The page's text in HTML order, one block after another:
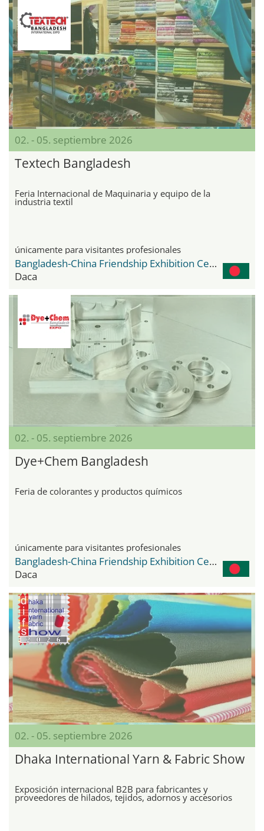
02. - 05. septiembre 2026
Textech Bangladesh
Feria Internacional de Maquinaria y equipo de la
industria textil
únicamente para visitantes profesionales
Bangladesh-China Friendship Exhibition Center
Daca
02. - 05. septiembre 2026
Dye+Chem Bangladesh
Feria de colorantes y productos químicos
únicamente para visitantes profesionales
Bangladesh-China Friendship Exhibition Center
Daca
02. - 05. septiembre 2026
Dhaka International Yarn & Fabric Show
Exposición internacional B2B para fabricantes y
proveedores de hilados, tejidos, adornos y accesorios